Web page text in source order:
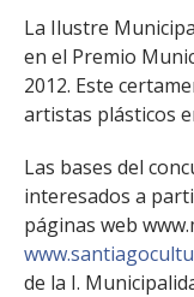
La Ilustre
en el Premio
2012. Este
artistas plásticos
Las bases del
interesados a
páginas web
de la I.